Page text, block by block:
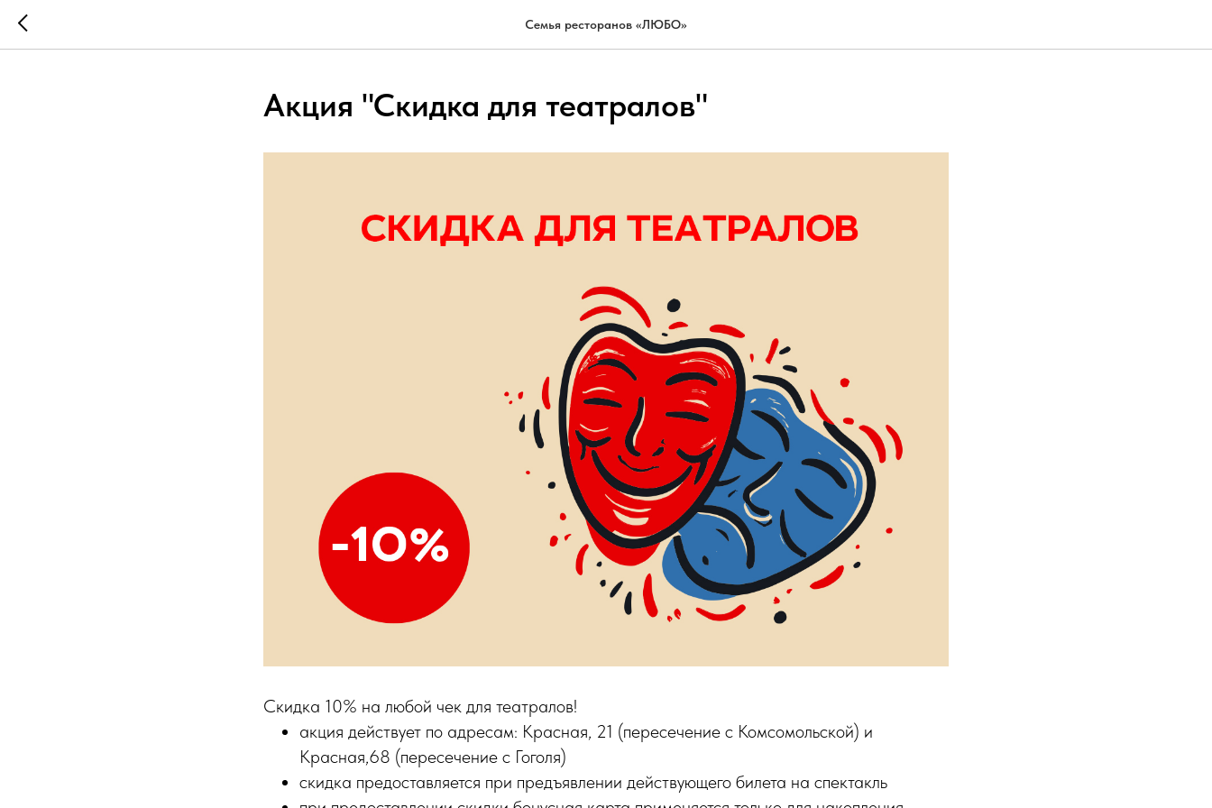
Семья ресторанов «ЛЮБО»
Акция "Скидка для театралов"
Cкидка 10% на любой чек для театралов!
акция действует по адресам: Красная, 21 (пересечение с Комсомольской) и
Красная,68 (пересечение с Гоголя)
скидка предоставляется при предъявлении действующего билета на спектакль